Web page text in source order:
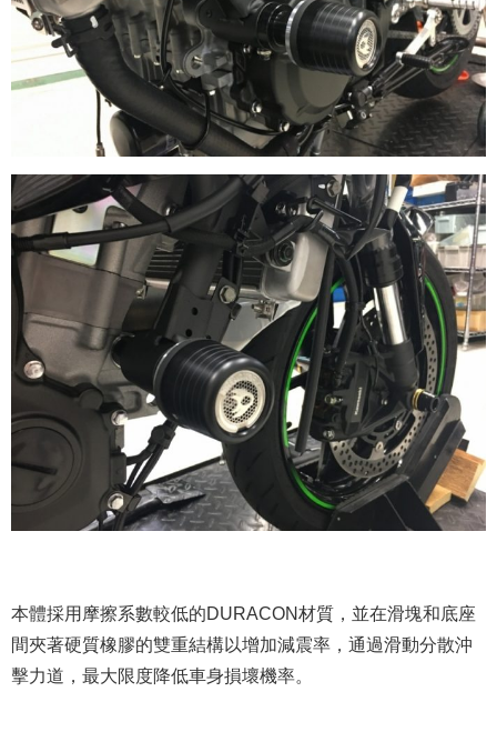
本體採用摩擦系數較低的DURACON材質，並在滑塊和底座
間夾著硬質橡膠的雙重結構以增加減震率，通過滑動分散沖
擊力道，最大限度降低車身損壞機率。